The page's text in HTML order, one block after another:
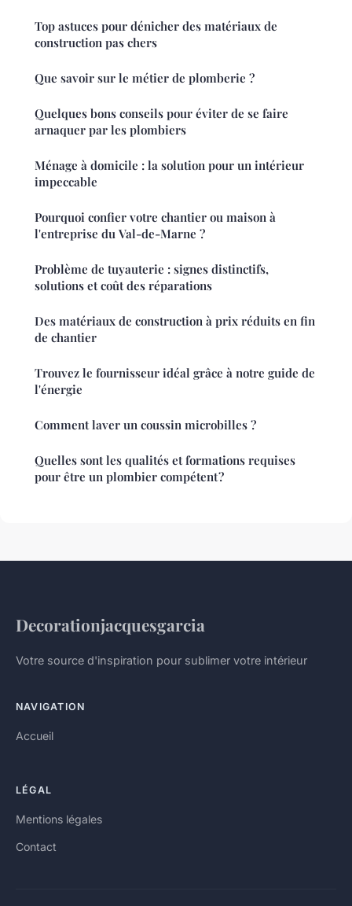
Top astuces pour dénicher des matériaux de
construction pas chers
Que savoir sur le métier de plomberie ?
Quelques bons conseils pour éviter de se faire
arnaquer par les plombiers
Ménage à domicile : la solution pour un intérieur
impeccable
Pourquoi confier votre chantier ou maison à
l'entreprise du Val-de-Marne ?
Problème de tuyauterie : signes distinctifs,
solutions et coût des réparations
Des matériaux de construction à prix réduits en fin
de chantier
Trouvez le fournisseur idéal grâce à notre guide de
l'énergie
Comment laver un coussin microbilles ?
Quelles sont les qualités et formations requises
pour être un plombier compétent ?
Decorationjacquesgarcia
Votre source d'inspiration pour sublimer votre intérieur
NAVIGATION
Accueil
LÉGAL
Mentions légales
Contact